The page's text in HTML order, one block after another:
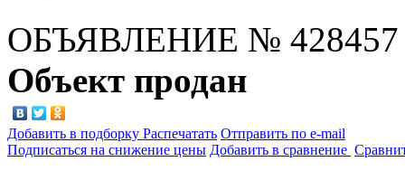
ОБЪЯВЛЕНИЕ № 428457
Объект продан
Добавить в подборку Распечатать Отправить по e-mail
Подписаться на снижение цены Добавить в сравнение